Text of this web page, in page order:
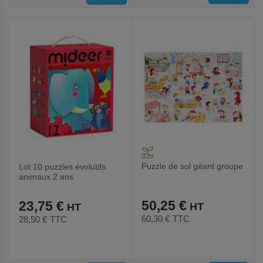
Lot 10 puzzles évolutifs
animaux 2 ans
23,75 €
28,50 € TTC
Puzzle de sol géant groupe
50,25 €
60,30 € TTC